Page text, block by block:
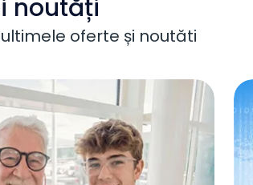
noutăți
oferte și noutăti